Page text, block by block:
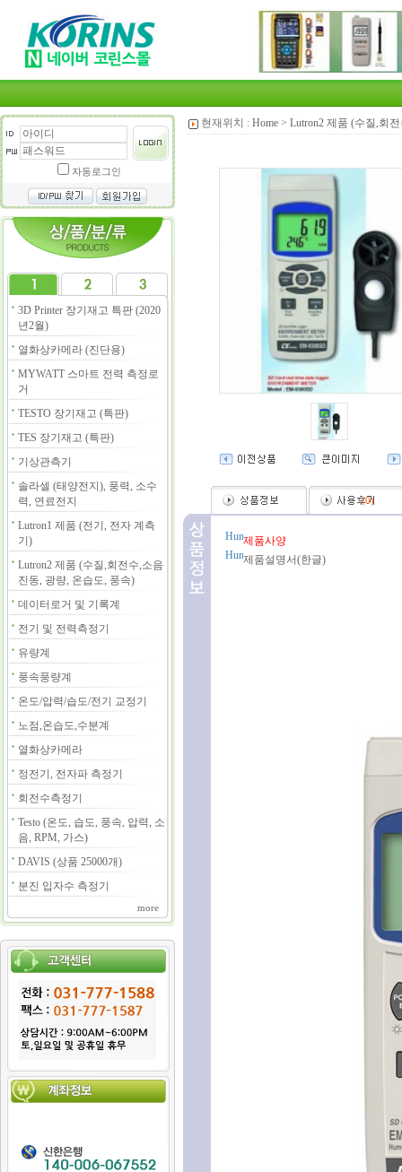
자동로그인
3D Printer 장기재고 특판 (2020
년2월)
열화상카메라 (진단용)
MYWATT 스마트 전력 측정로
거
TESTO 장기재고 (특판)
TES 장기재고 (특판)
기상관측기
솔라셀 (태양전지), 풍력, 소수
력, 연료전지
Lutron1 제품 (전기, 전자 계측
기)
Lutron2 제품 (수질,회전수,소음
진동, 광량, 온습도, 풍속)
데이터로거 및 기록계
전기 및 전력측정기
유량계
풍속풍량계
온도/압력/습도/전기 교정기
노점,온습도,수분계
열화상카메라
정전기, 전자파 측정기
회전수측정기
Testo (온도, 습도, 풍속, 압력, 소
음, RPM, 가스)
DAVIS (상품 25000개)
분진 입자수 측정기
more
현재위치 : Home > Lutron2 제품 (수질,회
(0)
제품사양
제품설명서(한글)